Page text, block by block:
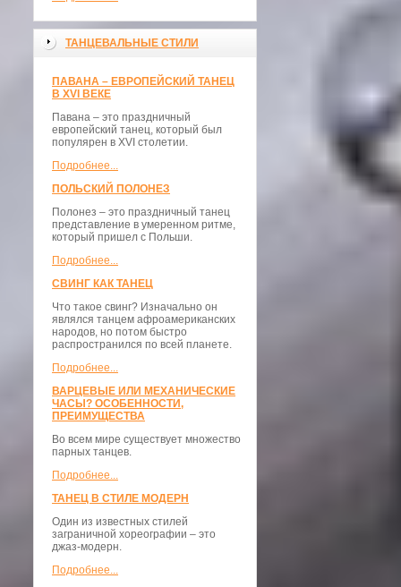
ТАНЦЕВАЛЬНЫЕ СТИЛИ
ПАВАНА – ЕВРОПЕЙСКИЙ ТАНЕЦ
В XVI ВЕКЕ
Павана – это праздничный
европейский танец, который был
популярен в XVI столетии.
Подробнее...
ПОЛЬСКИЙ ПОЛОНЕЗ
Полонез – это праздничный танец
представление в умеренном ритме,
который пришел с Польши.
Подробнее...
СВИНГ КАК ТАНЕЦ
Что такое свинг? Изначально он
являлся танцем афроамериканских
народов, но потом быстро
распространился по всей планете.
Подробнее...
ВАРЦЕВЫЕ ИЛИ МЕХАНИЧЕСКИЕ
ЧАСЫ? ОСОБЕННОСТИ,
ПРЕИМУЩЕСТВА
Во всем мире существует множество
парных танцев.
Подробнее...
ТАНЕЦ В СТИЛЕ МОДЕРН
Один из известных стилей
заграничной хореографии – это
джаз-модерн.
Подробнее...